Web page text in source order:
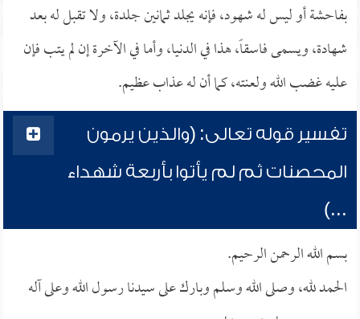
بفاحشة أو ليس له شهود، فإنه يجلد ثمانين جلدة، ولا تقبل له بعد
شهادة، ويسمى فاسقاً، هذا في الدنيا، وأما في الآخرة إن لم يتب فإن
عليه غضب الله ولعنته، كما أن له عذاب عظيم.
تفسير قوله تعالى: (والذين يرمون
المحصنات ثم لم يأتوا بأربعة شهداء
...)
بسم الله الرحمن الرحيم.
الحمد لله، وصلى الله وسلم وبارك على سيدنا رسول الله وعلى آله